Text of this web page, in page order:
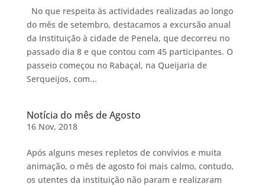
No que respeita às actividades realizadas ao longo
do mês de setembro, destacamos a excursão anual
da Instituição à cidade de Penela, que decorreu no
passado dia 8 e que contou com 45 participantes. O
passeio começou no Rabaçal, na Queijaria de
Serqueijos, com...
Notícia do mês de Agosto
16 Nov, 2018
Após alguns meses repletos de convívios e muita
animação, o mês de agosto foi mais calmo, contudo,
os utentes da instituição não param e realizaram